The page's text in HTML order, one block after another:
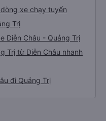
xe chạy tuyến
Trị
Diễn Châu - Quảng Trị
Trị từ Diễn Châu nhanh
đi Quảng Trị